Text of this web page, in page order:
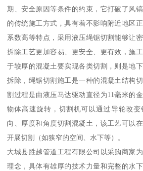
期、安全原因等条件的约束，它打破了风
的传统施工方式，具有着不影响附近地区
系数高等特点，采用液压绳锯切割能够让
拆除工艺更加容易、更安全、更有效，施
于较厚的混凝土要实现各类切割，则是地
拆除，绳锯切割施工是一种的混凝土结构
割过程是由液压马达驱动直径为11毫米的
物体高速旋转，切割机可以通过导轮改
向、厚度和角度切割混凝土，该工艺可以
开展切割（如狭窄的空间、水下等）。
大城县胜越管道工程有限公司以采购商家
理念，具体有雄厚的技术力量和完整的水